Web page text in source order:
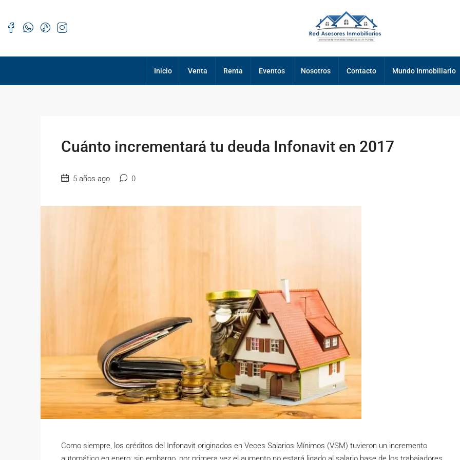
Inicio Venta Renta Eventos Nosotros Contacto Mundo Inmobiliario
Cuánto incrementará tu deuda Infonavit en 2017
5 años ago 0
Como siempre, los créditos del Infonavit originados en Veces Salarios Mínimos (VSM) tuvieron un incremento